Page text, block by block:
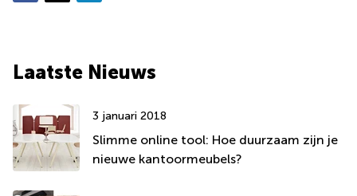
Laatste Nieuws
3 januari 2018
Slimme online tool: Hoe duurzaam zijn je
nieuwe kantoormeubels?